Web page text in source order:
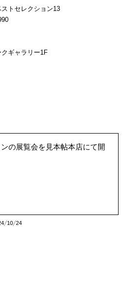
トセレクション13
ギャラリー1F
の展覧会を見本帖本店にて開
10/24